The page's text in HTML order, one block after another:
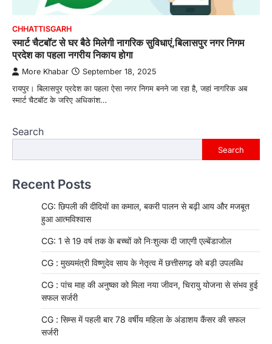
CHHATTISGARH
स्मार्ट चैटबॉट से घर बैठे मिलेगी नागरिक सुविधाएं,बिलासपुर नगर निगम
प्रदेश का पहला नगरीय निकाय होगा
More Khabar September 18, 2025
रायपुर। बिलासपुर प्रदेश का पहला ऐसा नगर निगम बनने जा रहा है, जहां नागरिक अब
स्मार्ट चैटबॉट के जरिए अधिकांश…
Search
Search
Recent Posts
CG: छिपली की दीदियों का कमाल, बकरी पालन से बढ़ी आय और मजबूत
हुआ आत्मविश्वास
CG: 1 से 19 वर्ष तक के बच्चों को निःशुल्क दी जाएगी एल्बेंडाजोल
CG : मुख्यमंत्री विष्णुदेव साय के नेतृत्व में छत्तीसगढ़ को बड़ी उपलब्धि
CG : पांच माह की अनुष्का को मिला नया जीवन, चिरायु योजना से संभव हुई
सफल सर्जरी
CG : सिम्स में पहली बार 78 वर्षीय महिला के अंडाशय कैंसर की सफल
सर्जरी